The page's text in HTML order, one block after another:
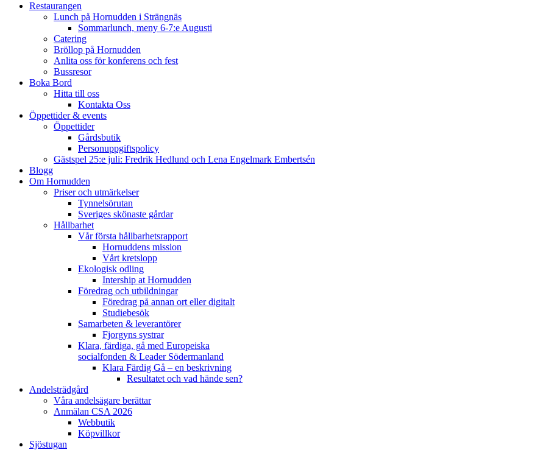
Restaurangen
Lunch på Hornudden i Strängnäs
Sommarlunch, meny 6-7:e Augusti
Catering
Bröllop på Hornudden
Anlita oss för konferens och fest
Bussresor
Boka Bord
Hitta till oss
Kontakta Oss
Öppettider & events
Öppettider
Gårdsbutik
Personuppgiftspolicy
Gästspel 25:e juli: Fredrik Hedlund och Lena Engelmark Embertsén
Blogg
Om Hornudden
Priser och utmärkelser
Tynnelsörutan
Sveriges skönaste gårdar
Hållbarhet
Vår första hållbarhetsrapport
Hornuddens mission
Vårt kretslopp
Ekologisk odling
Intership at Hornudden
Föredrag och utbildningar
Föredrag på annan ort eller digitalt
Studiebesök
Samarbeten & leverantörer
Fjorgyns systrar
Klara, färdiga, gå med Europeiska
socialfonden & Leader Södermanland
Klara Färdig Gå – en beskrivning
Resultatet och vad hände sen?
Andelsträdgård
Våra andelsägare berättar
Anmälan CSA 2026
Webbutik
Köpvillkor
Sjöstugan